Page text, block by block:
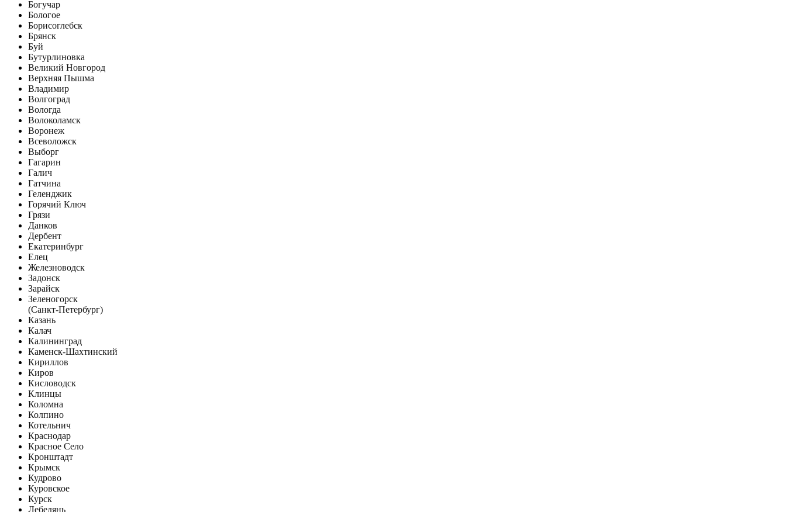
Богучар
Бологое
Борисоглебск
Брянск
Буй
Бутурлиновка
Великий Новгород
Верхняя Пышма
Владимир
Волгоград
Вологда
Волоколамск
Воронеж
Всеволожск
Выборг
Гагарин
Галич
Гатчина
Геленджик
Горячий Ключ
Грязи
Данков
Дербент
Екатеринбург
Елец
Железноводск
Задонск
Зарайск
Зеленогорск
(Санкт-Петербург)
Казань
Калач
Калининград
Каменск-Шахтинский
Кириллов
Киров
Кисловодск
Клинцы
Коломна
Колпино
Котельнич
Краснодар
Красное Село
Кронштадт
Крымск
Кудрово
Куровское
Курск
Лебедянь